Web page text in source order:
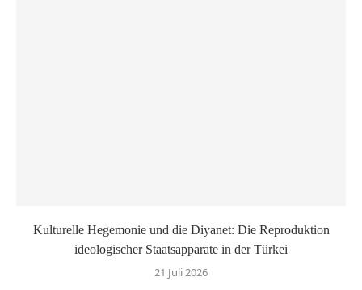
Kulturelle Hegemonie und die Diyanet: Die Reproduktion
ideologischer Staatsapparate in der Türkei
21 Juli 2026